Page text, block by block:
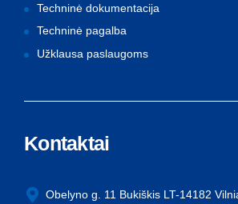
Techninė dokumentacija
Techninė pagalba
Užklausa paslaugoms
Kontaktai
Obelyno g. 11 Bukiškis LT-14182